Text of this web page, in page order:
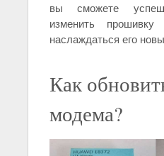
вы сможете
изменить
наслаждаться его
Как
модема?